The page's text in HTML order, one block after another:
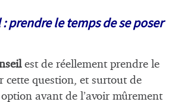
prendre le temps de se poser
est de réellement prendre le
cette question, et surtout de
avant de l’avoir mûrement